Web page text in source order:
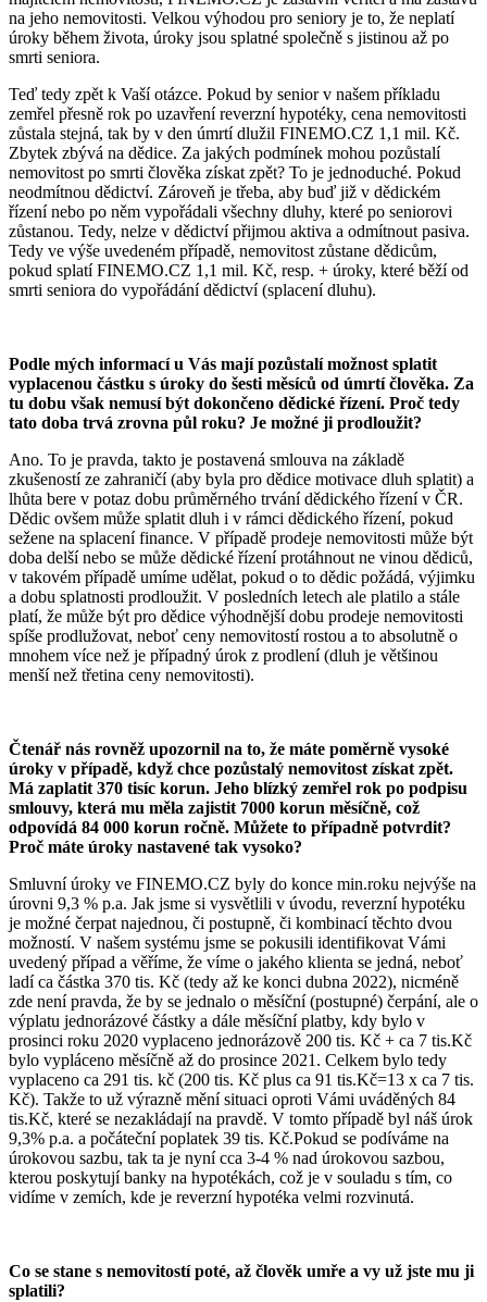
na jeho nemovitosti. Velkou výhodou pro seniory je to, že neplatí
úroky během života, úroky jsou splatné společně s jistinou až po
smrti seniora.
Teď tedy zpět k Vaší otázce. Pokud by senior v našem příkladu
zemřel přesně rok po uzavření reverzní hypotéky, cena nemovitosti
zůstala stejná, tak by v den úmrtí dlužil FINEMO.CZ 1,1 mil. Kč.
Zbytek zbývá na dědice. Za jakých podmínek mohou pozůstalí
nemovitost po smrti člověka získat zpět? To je jednoduché. Pokud
neodmítnou dědictví. Zároveň je třeba, aby buď již v dědickém
řízení nebo po něm vypořádali všechny dluhy, které po seniorovi
zůstanou. Tedy, nelze v dědictví přijmou aktiva a odmítnout pasiva.
Tedy ve výše uvedeném případě, nemovitost zůstane dědicům,
pokud splatí FINEMO.CZ 1,1 mil. Kč, resp. + úroky, které běží od
smrti seniora do vypořádání dědictví (splacení dluhu).
Podle mých informací u Vás mají pozůstalí možnost splatit
vyplacenou částku s úroky do šesti měsíců od úmrtí člověka. Za
tu dobu však nemusí být dokončeno dědické řízení. Proč tedy
tato doba trvá zrovna půl roku? Je možné ji prodloužit?
Ano. To je pravda, takto je postavená smlouva na základě
zkušeností ze zahraničí (aby byla pro dědice motivace dluh splatit) a
lhůta bere v potaz dobu průměrného trvání dědického řízení v ČR.
Dědic ovšem může splatit dluh i v rámci dědického řízení, pokud
sežene na splacení finance. V případě prodeje nemovitosti může být
doba delší nebo se může dědické řízení protáhnout ne vinou dědiců,
v takovém případě umíme udělat, pokud o to dědic požádá, výjimku
a dobu splatnosti prodloužit. V posledních letech ale platilo a stále
platí, že může být pro dědice výhodnější dobu prodeje nemovitosti
spíše prodlužovat, neboť ceny nemovitostí rostou a to absolutně o
mnohem více než je případný úrok z prodlení (dluh je většinou
menší než třetina ceny nemovitosti).
Čtenář nás rovněž upozornil na to, že máte poměrně vysoké
úroky v případě, když chce pozůstalý nemovitost získat zpět.
Má zaplatit 370 tisíc korun. Jeho blízký zemřel rok po podpisu
smlouvy, která mu měla zajistit 7000 korun měsíčně, což
odpovídá 84 000 korun ročně. Můžete to případně potvrdit?
Proč máte úroky nastavené tak vysoko?
Smluvní úroky ve FINEMO.CZ byly do konce min.roku nejvýše na
úrovni 9,3 % p.a. Jak jsme si vysvětlili v úvodu, reverzní hypotéku
je možné čerpat najednou, či postupně, či kombinací těchto dvou
možností. V našem systému jsme se pokusili identifikovat Vámi
uvedený případ a věříme, že víme o jakého klienta se jedná, neboť
ladí ca částka 370 tis. Kč (tedy až ke konci dubna 2022), nicméně
zde není pravda, že by se jednalo o měsíční (postupné) čerpání, ale o
výplatu jednorázové částky a dále měsíční platby, kdy bylo v
prosinci roku 2020 vyplaceno jednorázově 200 tis. Kč + ca 7 tis.Kč
bylo vypláceno měsíčně až do prosince 2021. Celkem bylo tedy
vyplaceno ca 291 tis. kč (200 tis. Kč plus ca 91 tis.Kč=13 x ca 7 tis.
Kč). Takže to už výrazně mění situaci oproti Vámi uváděných 84
tis.Kč, které se nezakládají na pravdě. V tomto případě byl náš úrok
9,3% p.a. a počáteční poplatek 39 tis. Kč.Pokud se podíváme na
úrokovou sazbu, tak ta je nyní cca 3-4 % nad úrokovou sazbou,
kterou poskytují banky na hypotékách, což je v souladu s tím, co
vidíme v zemích, kde je reverzní hypotéka velmi rozvinutá.
Co se stane s nemovitostí poté, až člověk umře a vy už jste mu ji
splatili?